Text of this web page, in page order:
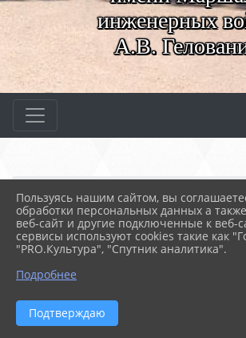
инженерных
А.В.
Главная МЕРОПРИЯТИЯ
Новости
Поздравляем выпускнико...
19.06.2026 08:04
ПОЗДРАВЛЯЕМ
4ТА9/1 С УСПЕШНОЙ
Пользуясь нашим сайтом, вы
обработки персональных данных а
веб-сайт и другие подключенные к веб-
сервисы используют cookies такие как
"PRO.Культура", "Спутник аналитика".
Подробнее
Подтверждаю